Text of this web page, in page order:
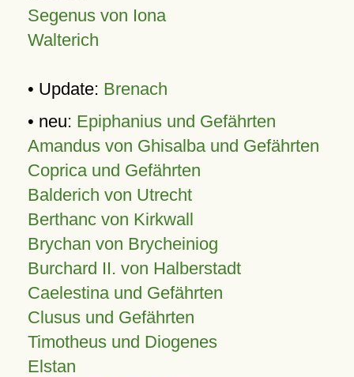
Segenus von Iona
Walterich
• Update: Brenach
• neu: Epiphanius und Gefährten
Amandus von Ghisalba und Gefährten
Coprica und Gefährten
Balderich von Utrecht
Berthanc von Kirkwall
Brychan von Brycheiniog
Burchard II. von Halberstadt
Caelestina und Gefährten
Clusus und Gefährten
Timotheus und Diogenes
Elstan